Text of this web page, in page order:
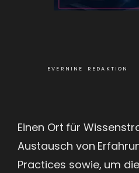
EVERNINE REDAKTION
Einen Ort für
Austausch von
Practices sowie, um